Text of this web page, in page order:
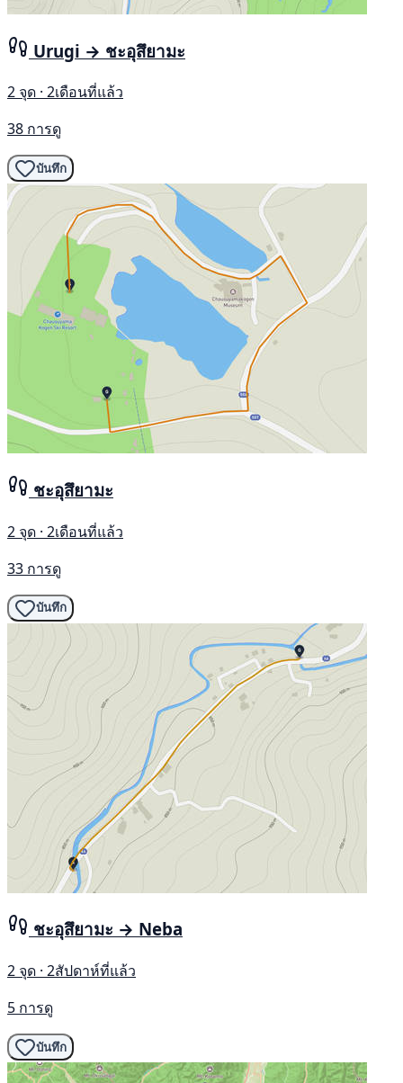
Urugi → ชะอุสึยามะ
2 จุด · 2เดือนที่แล้ว
38 การดู
บันทึก
ชะอุสึยามะ
2 จุด · 2เดือนที่แล้ว
33 การดู
บันทึก
ชะอุสึยามะ → Neba
2 จุด · 2สัปดาห์ที่แล้ว
5 การดู
บันทึก